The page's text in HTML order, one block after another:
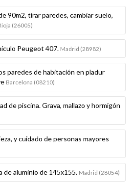
90m2, tirar paredes, cambiar suelo,
(26005)
Peugeot 407. Madrid (28982)
paredes de habitación en pladur
Barcelona (08210)
de piscina. Grava, mallazo y hormigón
y cuidado de personas mayores
de aluminio de 145x155. Madrid (28054)